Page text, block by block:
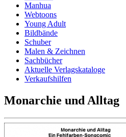
Manhua
Webtoons
Young Adult
Bildbände
Schuber
Malen & Zeichnen
Sachbücher
Aktuelle Verlagskataloge
Verkaufshilfen
Monarchie und Alltag